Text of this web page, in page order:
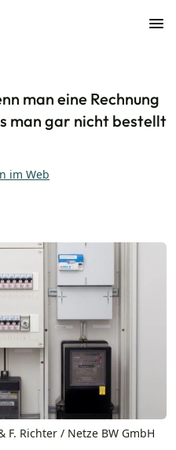
man eine Rechnung
man gar nicht bestellt
im Web
F. Richter / Netze BW GmbH